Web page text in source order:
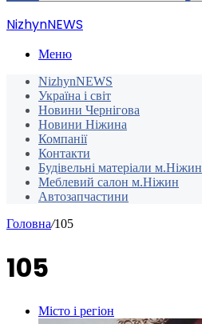
NizhynNEWS
Меню
NizhynNEWS
Україна і світ
Новини Чернігова
Новини Ніжина
Компанії
Контакти
Будівельні матеріали м.Ніжин
Меблевий салон м.Ніжин
Автозапчастини
Головна/105
105
Місто і регіон